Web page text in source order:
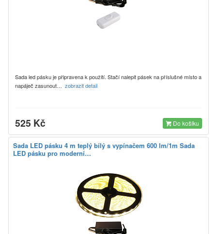
Sada led pásku je připravena k použití. Stačí nalepit pásek na příslušné místo a
napáječ zasunout… zobrazit detail
525 Kč Do košíku
Sada LED pásku 4 m teplý bílý s vypínačem 600 lm/1m Sada
LED pásku pro moderní…